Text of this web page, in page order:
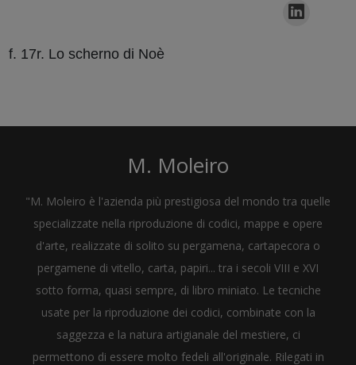
f. 17r. Lo scherno di Noè
M. Moleiro
"M. Moleiro è l'azienda più prestigiosa del mondo tra quelle
specializzate nella riproduzione di codici, mappe e opere
d'arte, realizzate di solito su pergamena, cartapecora o
pergamene di vitello, carta, papiri... tra i secoli VIII e XVI
sotto forma, quasi sempre, di libro miniato. Le tecniche
usate per la riproduzione dei codici, combinate con la
saggezza e la natura artigianale del mestiere, ci
permettono di essere molto fedeli all'originale. Rilegati in